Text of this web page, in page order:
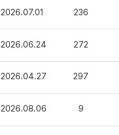
2026.07.01 236
2026.06.24 272
2026.04.27 297
2026.08.06 9